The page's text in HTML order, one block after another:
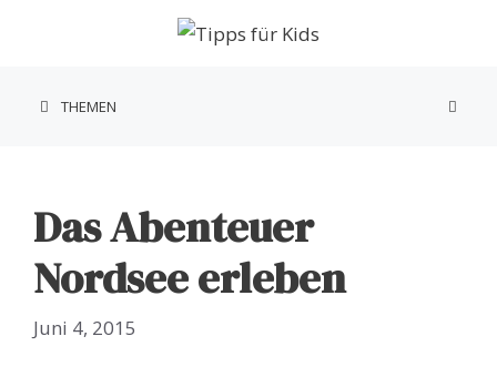
THEMEN
Das Abenteuer
Nordsee erleben
Juni 4, 2015